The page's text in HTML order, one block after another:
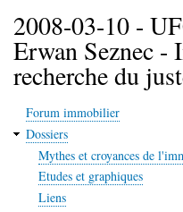
2008-03-10 -
Erwan Seznec
recherche du
Forum immobilier
Dossiers
Mythes et croyances de
Etudes et graphiques
Liens